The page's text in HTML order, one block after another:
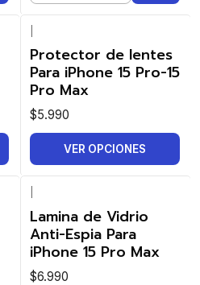
Protector de lentes
Para iPhone 15 Pro-15
Pro Max
$5.990
VER OPCIONES
Lamina de Vidrio
Anti-Espia Para
iPhone 15 Pro Max
$6.990